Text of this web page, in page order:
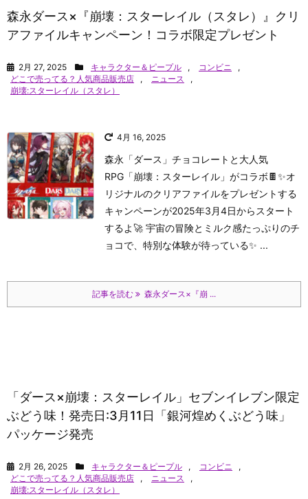
森永ダース×『崩壊：スターレイル（スタレ）』クリ
アファイルキャンペーン！コラボ限定プレゼント
2月 27, 2025 キャラクター＆ピープル , コンビニ
,
どこで売ってる？人気商品販売店
, ニュース
,
崩壊:スターレイル（スタレ）
4月 16, 2025
森永「ダース」チョコレートと大人気
RPG「崩壊：スターレイル」がコラボ🍫✨オ
リジナルのクリアファイルをプレゼントする
キャンペーンが2025年3月4日からスタート
するよ🚀 宇宙の冒険とミルク感たっぷりのチ
ョコで、特別な体験が待っている✨ ...
記事を読む 森永ダース×『崩 ...
「ダース×崩壊：スターレイル」セブンイレブン限定
ぶどう味！発売日:3月11日「銀河煌めくぶどう味」
パッケージ発売
2月 26, 2025 キャラクター＆ピープル , コンビニ
,
どこで売ってる？人気商品販売店
, ニュース
,
崩壊:スターレイル（スタレ）